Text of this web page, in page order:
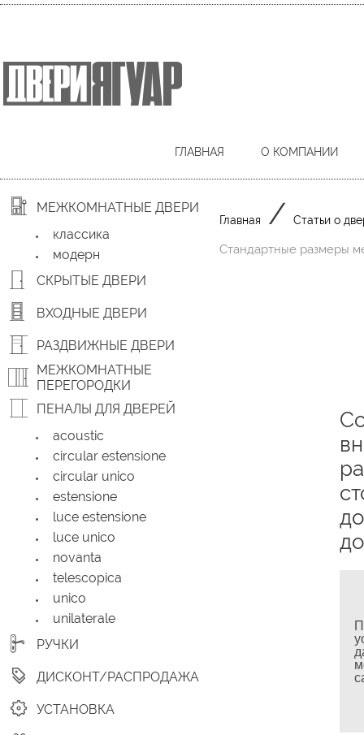
ГЛАВНАЯ О КОМПАНИИ
МЕЖКОМНАТНЫЕ ДВЕРИ
классика
модерн
СКРЫТЫЕ ДВЕРИ
ВХОДНЫЕ ДВЕРИ
РАЗДВИЖНЫЕ ДВЕРИ
МЕЖКОМНАТНЫЕ
ПЕРЕГОРОДКИ
ПЕНАЛЫ ДЛЯ ДВЕРЕЙ
acoustic
circular estensione
circular unico
estensione
luce estensione
luce unico
novanta
telescopica
unico
unilaterale
РУЧКИ
ДИСКОНТ/РАСПРОДАЖА
УСТАНОВКА
Главная / Статьи о
Стандартные размеры